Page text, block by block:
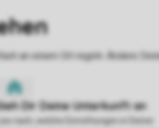
Lies nach, welche Einrichtungen in Deiner